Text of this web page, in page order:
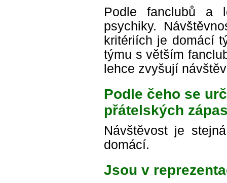
Podle fanclubů a
psychiky.
kritériích je domácí
týmu s větším
lehce zvyšují
Podle čeho se
přátelských
Návštěvost je
domácí.
Jsou v